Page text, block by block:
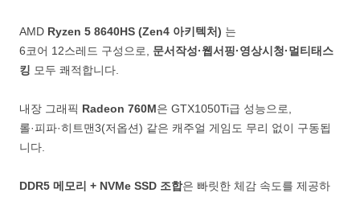
AMD Ryzen 5 8640HS (Zen4 아키텍처) 는
6코어 12스레드 구성으로, 문서작성·웹서핑·영상시청·멀티태스
킹 모두 쾌적합니다.
내장 그래픽 Radeon 760M은 GTX1050Ti급 성능으로,
롤·피파·히트맨3(저옵션) 같은 캐주얼 게임도 무리 없이 구동됩
니다.
DDR5 메모리 + NVMe SSD 조합은 빠릿한 체감 속도를 제공하